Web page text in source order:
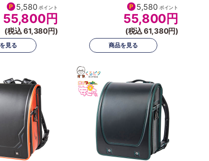
5,580 ポイント
55,800 円
(税込 61,380円)
5,580 ポイント
55,800 円
(税込 61,380円)